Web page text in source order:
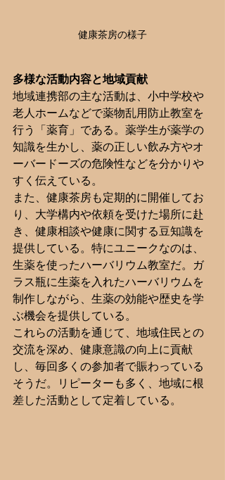
健康茶房の様子
多様な活動内容と地域貢献
地域連携部の主な活動は、小中学校や
老人ホームなどで薬物乱用防止教室を
行う「薬育」である。薬学生が薬学の
知識を生かし、薬の正しい飲み方やオ
ーバードーズの危険性などを分かりや
すく伝えている。
また、健康茶房も定期的に開催してお
り、大学構内や依頼を受けた場所に赴
き、健康相談や健康に関する豆知識を
提供している。特にユニークなのは、
生薬を使ったハーバリウム教室だ。ガ
ラス瓶に生薬を入れたハーバリウムを
制作しながら、生薬の効能や歴史を学
ぶ機会を提供している。
これらの活動を通じて、地域住民との
交流を深め、健康意識の向上に貢献
し、毎回多くの参加者で賑わっている
そうだ。リピーターも多く、地域に根
差した活動として定着している。